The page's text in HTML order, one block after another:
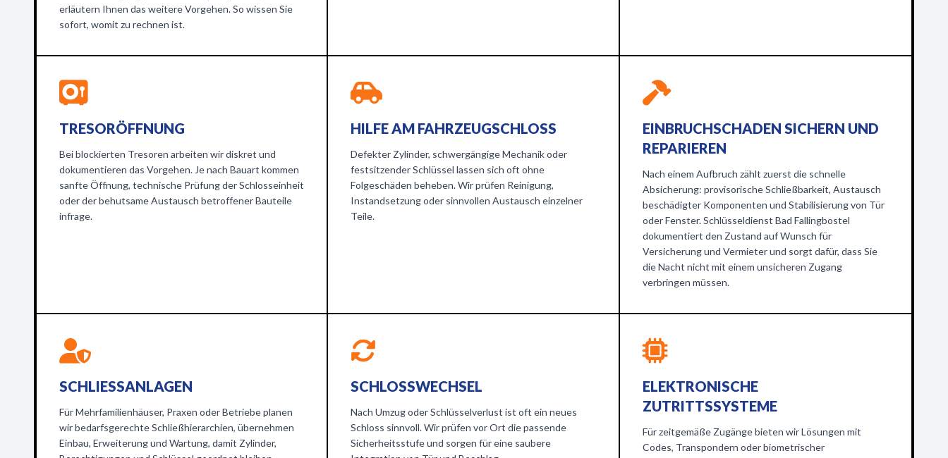
erläutern Ihnen das weitere Vorgehen. So wissen Sie
sofort, womit zu rechnen ist.
TRESORÖFFNUNG
Bei blockierten Tresoren arbeiten wir diskret und
dokumentieren das Vorgehen. Je nach Bauart kommen
sanfte Öffnung, technische Prüfung der Schlosseinheit
oder der behutsame Austausch betroffener Bauteile
infrage.
HILFE AM FAHRZEUGSCHLOSS
Defekter Zylinder, schwergängige Mechanik oder
festsitzender Schlüssel lassen sich oft ohne
Folgeschäden beheben. Wir prüfen Reinigung,
Instandsetzung oder sinnvollen Austausch einzelner
Teile.
EINBRUCHSCHADEN SICHERN UND
REPARIEREN
Nach einem Aufbruch zählt zuerst die schnelle
Absicherung: provisorische Schließbarkeit, Austausch
beschädigter Komponenten und Stabilisierung von Tür
oder Fenster. Schlüsseldienst Bad Fallingbostel
dokumentiert den Zustand auf Wunsch für
Versicherung und Vermieter und sorgt dafür, dass Sie
die Nacht nicht mit einem unsicheren Zugang
verbringen müssen.
SCHLIESSANLAGEN
Für Mehrfamilienhäuser, Praxen oder Betriebe planen
wir bedarfsgerechte Schließhierarchien, übernehmen
Einbau, Erweiterung und Wartung, damit Zylinder,
SCHLOSSWECHSEL
Nach Umzug oder Schlüsselverlust ist oft ein neues
Schloss sinnvoll. Wir prüfen vor Ort die passende
Sicherheitsstufe und sorgen für eine saubere
ELEKTRONISCHE
ZUTRITTSSYSTEME
Für zeitgemäße Zugänge bieten wir Lösungen mit
Codes, Transpondern oder biometrischer